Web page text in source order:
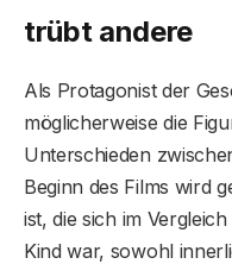
trübt andere
Als Protagonist der
möglicherweise die
Unterschieden
Beginn des Films wird
ist, die sich im
Kind war, sowohl